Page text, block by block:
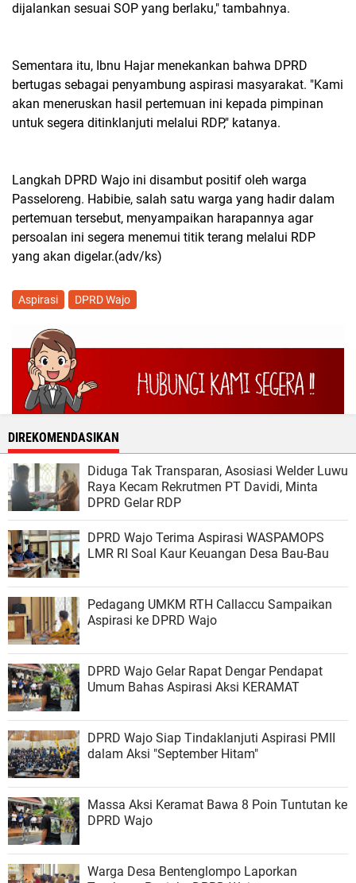
dijalankan sesuai SOP yang berlaku," tambahnya.
Sementara itu, Ibnu Hajar menekankan bahwa DPRD
bertugas sebagai penyambung aspirasi masyarakat. "Kami
akan meneruskan hasil pertemuan ini kepada pimpinan
untuk segera ditinklanjuti melalui RDP," katanya.
Langkah DPRD Wajo ini disambut positif oleh warga
Passeloreng. Habibie, salah satu warga yang hadir dalam
pertemuan tersebut, menyampaikan harapannya agar
persoalan ini segera menemui titik terang melalui RDP
yang akan digelar.(adv/ks)
Aspirasi DPRD Wajo
DIREKOMENDASIKAN
Diduga Tak Transparan, Asosiasi Welder Luwu
Raya Kecam Rekrutmen PT Davidi, Minta
DPRD Gelar RDP
DPRD Wajo Terima Aspirasi WASPAMOPS
LMR RI Soal Kaur Keuangan Desa Bau-Bau
Pedagang UMKM RTH Callaccu Sampaikan
Aspirasi ke DPRD Wajo
DPRD Wajo Gelar Rapat Dengar Pendapat
Umum Bahas Aspirasi Aksi KERAMAT
DPRD Wajo Siap Tindaklanjuti Aspirasi PMII
dalam Aksi "September Hitam"
Massa Aksi Keramat Bawa 8 Poin Tuntutan ke
DPRD Wajo
Warga Desa Bentenglompo Laporkan